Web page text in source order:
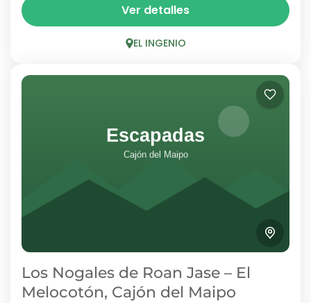
Parque Almendro es un gran centro turístico
en El Ingenio que cuenta con zonas de
camping, cabañas, cafetería, piscinas y áreas
Ver detalles
EL INGENIO
Los Nogales de Roan Jase – El
Melocotón, Cajón del Maipo